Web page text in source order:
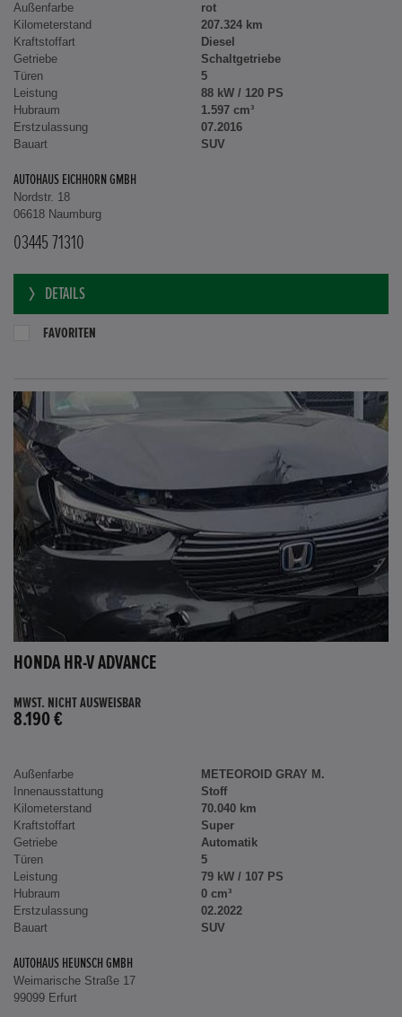
Außenfarbe
rot
Kilometerstand
207.324 km
Kraftstoffart
Diesel
Getriebe
Schaltgetriebe
Türen
5
Leistung
88 kW / 120 PS
Hubraum
1.597 cm³
Erstzulassung
07.2016
Bauart
SUV
AUTOHAUS EICHHORN GMBH
Nordstr. 18
06618 Naumburg
03445 71310
DETAILS
FAVORITEN
HONDA HR-V ADVANCE
MWST. NICHT AUSWEISBAR
8.190 €
Außenfarbe
METEOROID GRAY M.
Innenausstattung
Stoff
Kilometerstand
70.040 km
Kraftstoffart
Super
Getriebe
Automatik
Türen
5
Leistung
79 kW / 107 PS
Hubraum
0 cm³
Erstzulassung
02.2022
Bauart
SUV
AUTOHAUS HEUNSCH GMBH
Weimarische Straße 17
99099 Erfurt